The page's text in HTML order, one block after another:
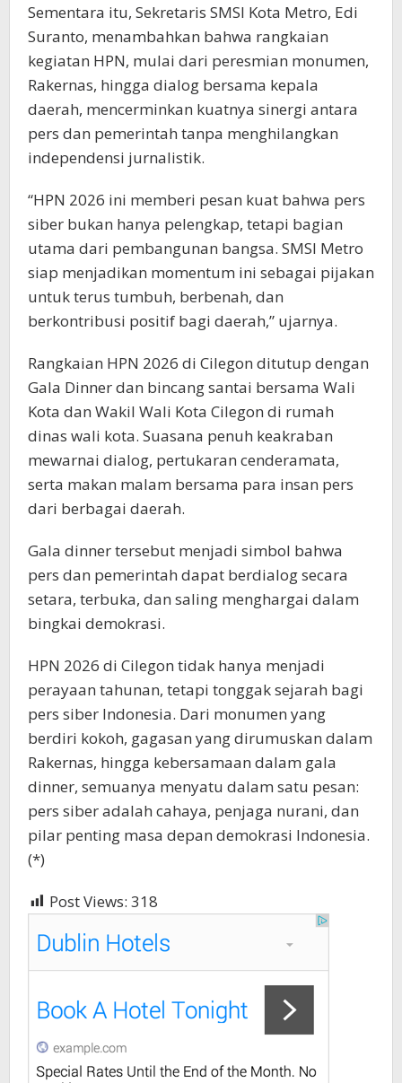
Sementara itu, Sekretaris SMSI Kota Metro, Edi
Suranto, menambahkan bahwa rangkaian
kegiatan HPN, mulai dari peresmian monumen,
Rakernas, hingga dialog bersama kepala
daerah, mencerminkan kuatnya sinergi antara
pers dan pemerintah tanpa menghilangkan
independensi jurnalistik.
“HPN 2026 ini memberi pesan kuat bahwa pers
siber bukan hanya pelengkap, tetapi bagian
utama dari pembangunan bangsa. SMSI Metro
siap menjadikan momentum ini sebagai pijakan
untuk terus tumbuh, berbenah, dan
berkontribusi positif bagi daerah,” ujarnya.
Rangkaian HPN 2026 di Cilegon ditutup dengan
Gala Dinner dan bincang santai bersama Wali
Kota dan Wakil Wali Kota Cilegon di rumah
dinas wali kota. Suasana penuh keakraban
mewarnai dialog, pertukaran cenderamata,
serta makan malam bersama para insan pers
dari berbagai daerah.
Gala dinner tersebut menjadi simbol bahwa
pers dan pemerintah dapat berdialog secara
setara, terbuka, dan saling menghargai dalam
bingkai demokrasi.
HPN 2026 di Cilegon tidak hanya menjadi
perayaan tahunan, tetapi tonggak sejarah bagi
pers siber Indonesia. Dari monumen yang
berdiri kokoh, gagasan yang dirumuskan dalam
Rakernas, hingga kebersamaan dalam gala
dinner, semuanya menyatu dalam satu pesan:
pers siber adalah cahaya, penjaga nurani, dan
pilar penting masa depan demokrasi Indonesia.
(*)
Post Views: 318